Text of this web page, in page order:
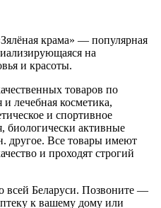
крама» — популярная
на
и красоты.
товаров по
лечебная косметика,
и спортивное
биологически активные
другое. Все товары имеют
и проходят строгий
всей Беларуси. Позвоните —
к вашему дому или